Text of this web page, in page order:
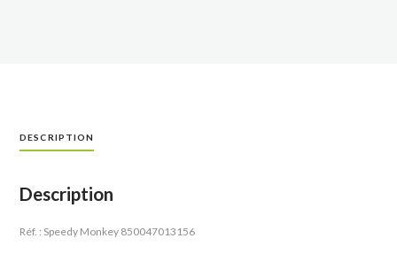
DESCRIPTION
Description
Réf. : Speedy Monkey 850047013156